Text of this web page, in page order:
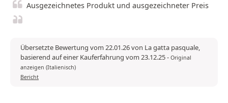
Ausgezeichnetes Produkt und ausgezeichneter Preis
Übersetzte Bewertung vom 22.01.26 von La gatta pasquale,
basierend auf einer Kauferfahrung vom 23.12.25- Original
anzeigen (Italienisch)
Bericht